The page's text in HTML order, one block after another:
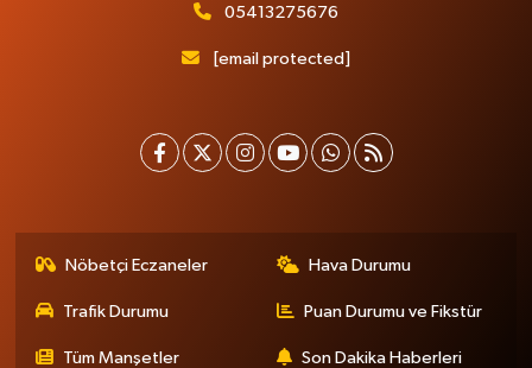
05413275676
[email protected]
Nöbetçi Eczaneler Hava Durumu
Trafik Durumu Puan Durumu ve Fikstür
Tüm Manşetler Son Dakika Haberleri